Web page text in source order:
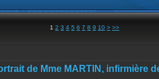
1 2 3 4 5 6 7 8 9 10 20
30
40
50
60
70
80
90
100
> >>
de Mme MARTIN, infirmière